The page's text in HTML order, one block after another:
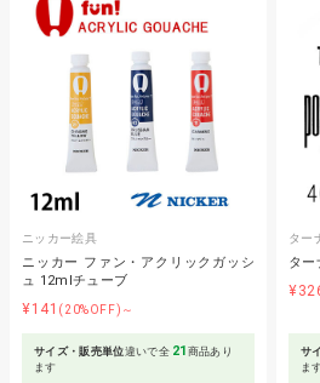
ニッカー絵具
ニッカー ファン・アクリックガッシ
ュ 12mlチューブ
¥141 (20%OFF)～
サイズ・販売単位違いで全 21 商品あり
ます
ター
タ
サ
ま